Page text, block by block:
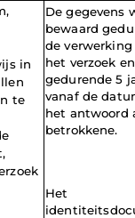
in
te
De gegevens
bewaard
de verwerking
het verzoek en
gedurende 5
vanaf de
het antwoord
betrokkene.
Het